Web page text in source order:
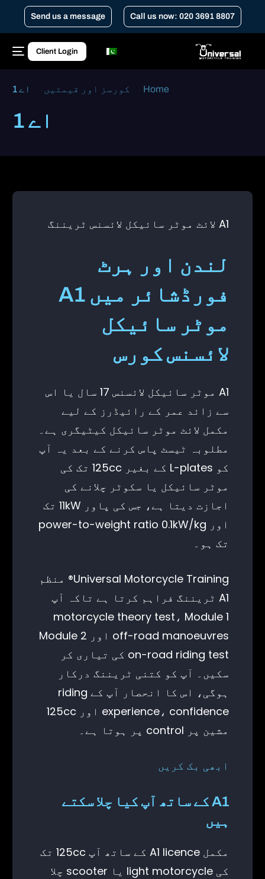
Call us now: 020 3691 8807
Send us a message
Client Login
Home کورسز اور قیمتیں اے 1
اے 1
A1 لائٹ موٹر سائیکل لائسنس ٹریننگ
لندن اور ہرٹ
فورڈشائر میں A1
موٹر سائیکل
لائسنس کورس
A1 موٹر سائیکل لائسنس 17 سال یا اس
سے زائد عمر کے رائیڈرز کے لیے
مکمل لائٹ موٹر سائیکل کیٹیگری ہے۔
مطلوبہ ٹیسٹ پاس کرنے کے بعد یہ آپ
کو L-plates کے بغیر 125cc تک کی
موٹر سائیکل یا سکوٹر چلانے کی
اجازت دیتا ہے، جس کی پاور 11kW تک
اور power-to-weight ratio 0.1kW/kg
تک ہو۔
Universal Motorcycle Training® منظم
A1 ٹریننگ فراہم کرتا ہے تاکہ آپ
motorcycle theory test، Module 1
off-road manoeuvres اور Module 2
on-road riding test کی تیاری کر
سکیں۔ آپ کو کتنی ٹریننگ درکار
ہوگی، اس کا انحصار آپ کے riding
experience، confidence اور 125cc
مشین پر control پر ہوتا ہے۔
ابھی بک کریں
A1 کے ساتھ آپ کیا چلا سکتے
ہیں
مکمل A1 licence کے ساتھ آپ 125cc تک
کی light motorcycle یا scooter چلا